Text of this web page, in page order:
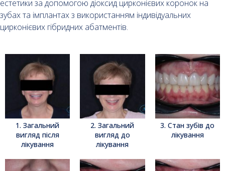
естетики за допомогою діоксид цирконієвих коронок на
зубах та імплантах з використанням індивідуальних
цирконієвих гібридних абатментів.
1. Загальний
вигляд після
лікування
2. Загальний
вигляд до
лікування
3. Стан зубів до
лікування